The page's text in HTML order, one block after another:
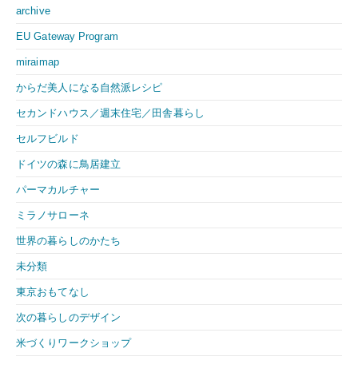
archive
EU Gateway Program
miraimap
からだ美人になる自然派レシピ
セカンドハウス／週末住宅／田舎暮らし
セルフビルド
ドイツの森に鳥居建立
パーマカルチャー
ミラノサローネ
世界の暮らしのかたち
未分類
東京おもてなし
次の暮らしのデザイン
米づくりワークショップ